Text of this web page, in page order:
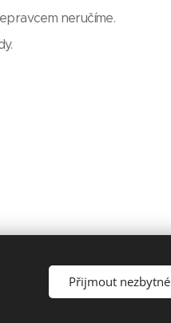
neručíme.
Přijmout nezbytné